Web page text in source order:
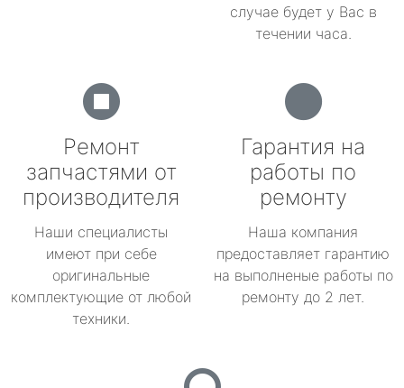
случае будет у Вас в
течении часа.
Ремонт
запчастями от
производителя
Наши специалисты
имеют при себе
оригинальные
комплектующие от любой
техники.
Гарантия на
работы по
ремонту
Наша компания
предоставляет гарантию
на выполненые работы по
ремонту до 2 лет.